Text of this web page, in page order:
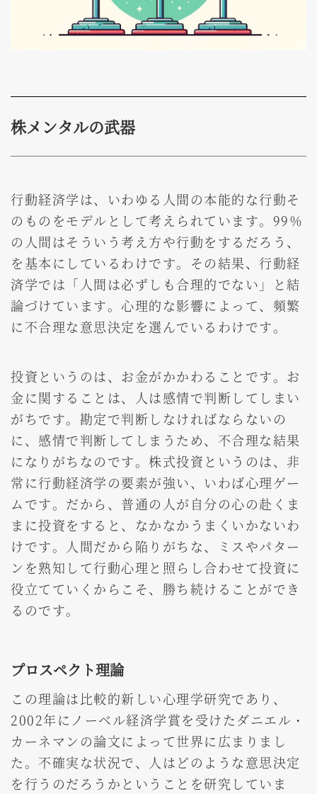
株メンタルの武器
行動経済学は、いわゆる人間の本能的な行動そ
のものをモデルとして考えられています。99％
の人間はそういう考え方や行動をするだろう、
を基本にしているわけです。その結果、行動経
済学では「人間は必ずしも合理的でない」と結
論づけています。心理的な影響によって、頻繁
に不合理な意思決定を選んでいるわけです。
投資というのは、お金がかかわることです。お
金に関することは、人は感情で判断してしまい
がちです。勘定で判断しなければならないの
に、感情で判断してしまうため、不合理な結果
になりがちなのです。株式投資というのは、非
常に行動経済学の要素が強い、いわば心理ゲー
ムです。だから、普通の人が自分の心の赴くま
まに投資をすると、なかなかうまくいかないわ
けです。人間だから陥りがちな、ミスやパター
ンを熟知して行動心理と照らし合わせて投資に
役立てていくからこそ、勝ち続けることができ
るのです。
プロスペクト理論
この理論は比較的新しい心理学研究であり、
2002年にノーベル経済学賞を受けたダニエル・
カーネマンの論文によって世界に広まりまし
た。不確実な状況で、人はどのような意思決定
を行うのだろうかということを研究していま